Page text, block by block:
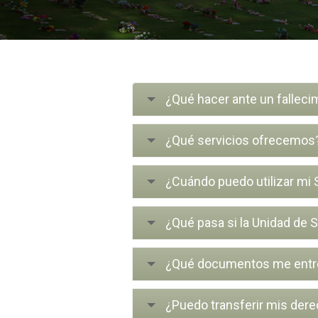
¿Qué hacer ante un
¿Qué servicios
¿Cuándo puedo utilizar mi
¿Qué pasa si la Unidad
¿Qué documentos me
¿Puedo transferir mis